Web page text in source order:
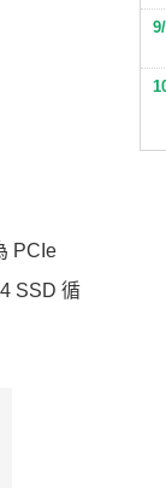
PCIe
SSD 循
9